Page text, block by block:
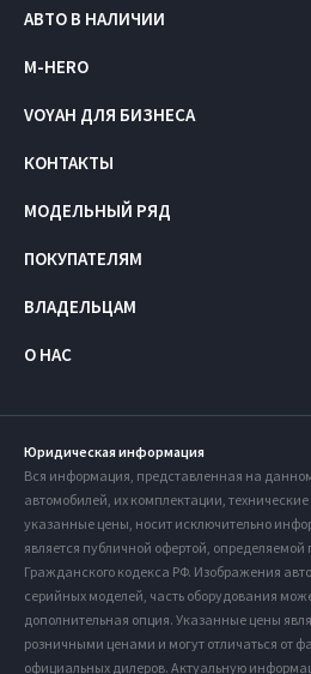
АВТО В НАЛИЧИИ
M-HERO
VOYAH ДЛЯ БИЗНЕСА
КОНТАКТЫ
МОДЕЛЬНЫЙ РЯД
ПОКУПАТЕЛЯМ
ВЛАДЕЛЬЦАМ
О НАС
Юридическая информация
Вся информация, представленная на
автомобилей, их комплектации,
указанные цены, носит исключительно
является публичной офертой,
Гражданского кодекса РФ. Изображения
серийных моделей, часть оборудования
дополнительная опция. Указанные цены
розничными ценами и могут отличаться от
официальных дилеров. Актуальную